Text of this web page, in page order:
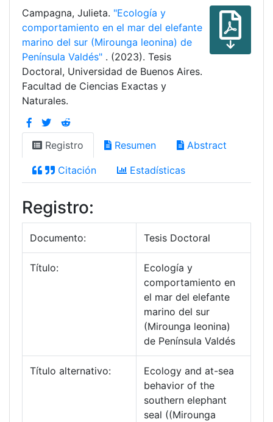
Campagna, Julieta. "Ecología y
comportamiento en el mar del elefante
marino del sur (Mirounga leonina) de
Península Valdés" . (2023). Tesis
Doctoral, Universidad de Buenos Aires.
Facultad de Ciencias Exactas y
Naturales.
Registro Resumen Abstract
Citación Estadísticas
Registro:
Documento: Tesis Doctoral
Título:
Ecología y
comportamiento en
el mar del elefante
marino del sur
(Mirounga leonina)
de Península Valdés
Título alternativo:
Ecology and at-sea
behavior of the
southern elephant
seal ((Mirounga